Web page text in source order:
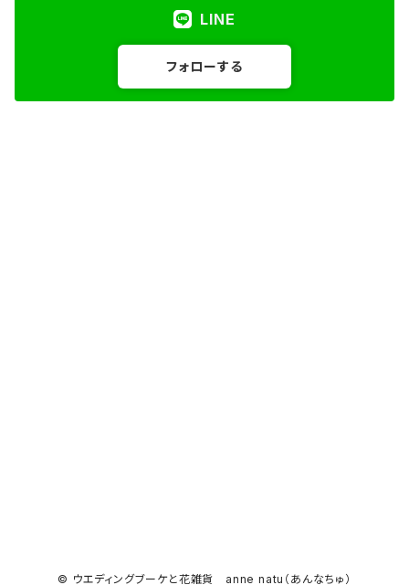
LINE
フォローする
© ウエディングブーケと花雑貨 anne natu（あんなちゅ）